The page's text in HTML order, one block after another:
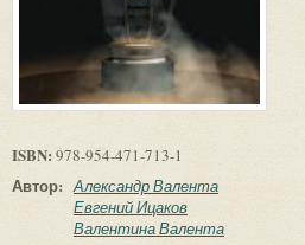
ISBN: 978-954-471-713-1
Автор: Александр Валента
Евгений Ицаков
Валентина Валента